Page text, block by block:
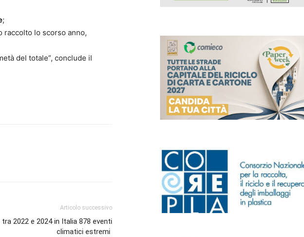
;
raccolto lo scorso anno,
del totale”, conclude il
Articolo successivo
2022 e 2024 in Italia 878 eventi
climatici estremi